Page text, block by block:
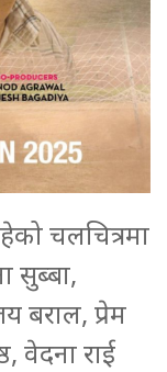
चलचित्रमा
सुब्बा,
बराल, प्रेम
वेदना राई